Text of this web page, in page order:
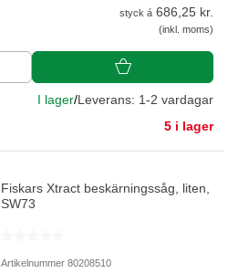
styck á 686,25 kr.
(inkl. moms)
I lager/Leverans: 1-2 vardagar
5 i lager
Fiskars Xtract beskärningssåg, liten,
SW73
Artikelnummer 80208510